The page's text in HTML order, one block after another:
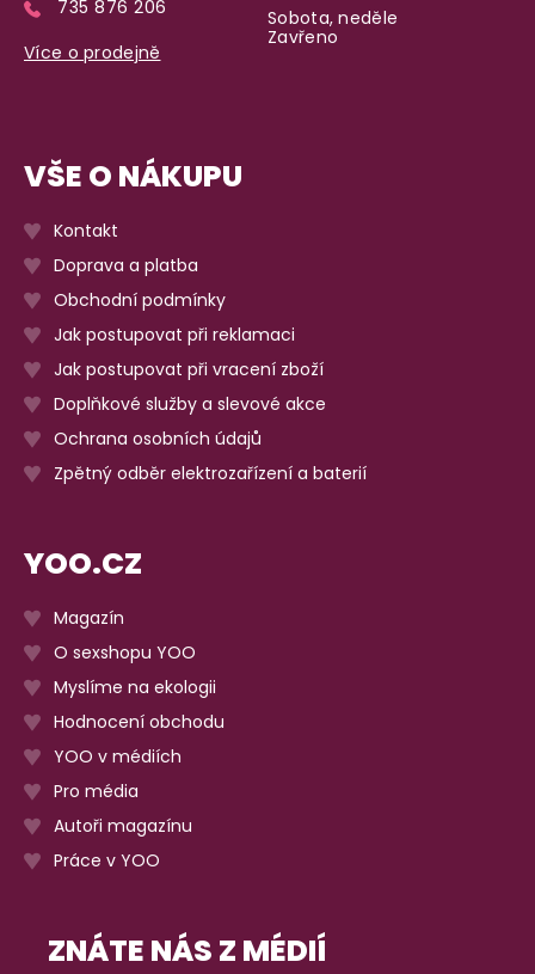
735 876 206
Více o prodejně
Sobota, neděle
Zavřeno
VŠE O NÁKUPU
Kontakt
Doprava a platba
Obchodní podmínky
Jak postupovat při reklamaci
Jak postupovat při vracení zboží
Doplňkové služby a slevové akce
Ochrana osobních údajů
Zpětný odběr elektrozařízení a baterií
YOO.CZ
Magazín
O sexshopu YOO
Myslíme na ekologii
Hodnocení obchodu
YOO v médiích
Pro média
Autoři magazínu
Práce v YOO
ZNÁTE NÁS Z MÉDIÍ